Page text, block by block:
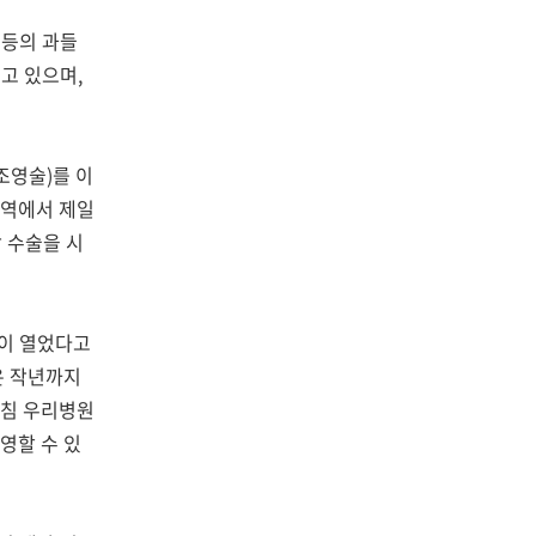
의 과들
있으며,
영술)를 이
에서 제일
술을 시
열었다고
작년까지
우리병원
할 수 있